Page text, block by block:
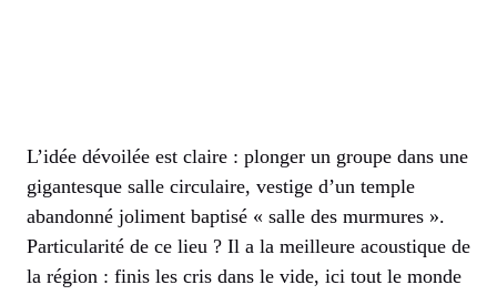
L’idée dévoilée est claire : plonger un groupe dans une
gigantesque salle circulaire, vestige d’un temple
abandonné joliment baptisé « salle des murmures ».
Particularité de ce lieu ? Il a la meilleure acoustique de
la région : finis les cris dans le vide, ici tout le monde